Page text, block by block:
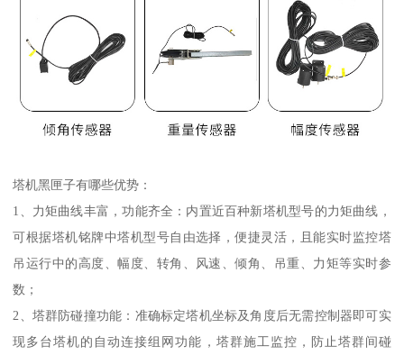
塔机黑匣子有哪些优势：
1、力矩曲线丰富，功能齐全：内置近百种新塔机型号的力矩曲线，
可根据塔机铭牌中塔机型号自由选择，便捷灵活，且能实时监控塔
吊运行中的高度、幅度、转角、风速、倾角、吊重、力矩等实时参
数；
2、塔群防碰撞功能：准确标定塔机坐标及角度后无需控制器即可实
现多台塔机的自动连接组网功能，塔群施工监控，防止塔群间碰